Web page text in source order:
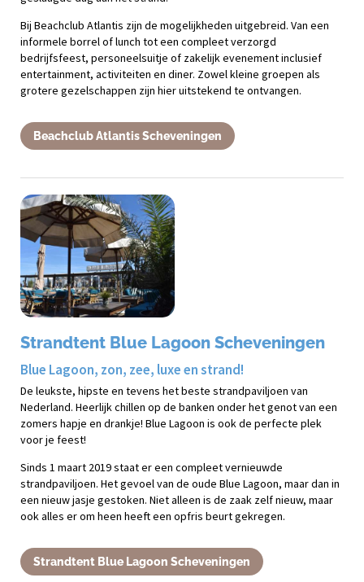
Bij Beachclub Atlantis zijn de mogelijkheden uitgebreid. Van een
informele borrel of lunch tot een compleet verzorgd
bedrijfsfeest, personeelsuitje of zakelijk evenement inclusief
entertainment, activiteiten en diner. Zowel kleine groepen als
grotere gezelschappen zijn hier uitstekend te ontvangen.
Beachclub Atlantis Scheveningen
Strandtent Blue Lagoon Scheveningen
Blue Lagoon, zon, zee, luxe en strand!
De leukste, hipste en tevens het beste strandpaviljoen van
Nederland. Heerlijk chillen op de banken onder het genot van een
zomers hapje en drankje! Blue Lagoon is ook de perfecte plek
voor je feest!
Sinds 1 maart 2019 staat er een compleet vernieuwde
strandpaviljoen. Het gevoel van de oude Blue Lagoon, maar dan in
een nieuw jasje gestoken. Niet alleen is de zaak zelf nieuw, maar
ook alles er om heen heeft een opfris beurt gekregen.
Strandtent Blue Lagoon Scheveningen